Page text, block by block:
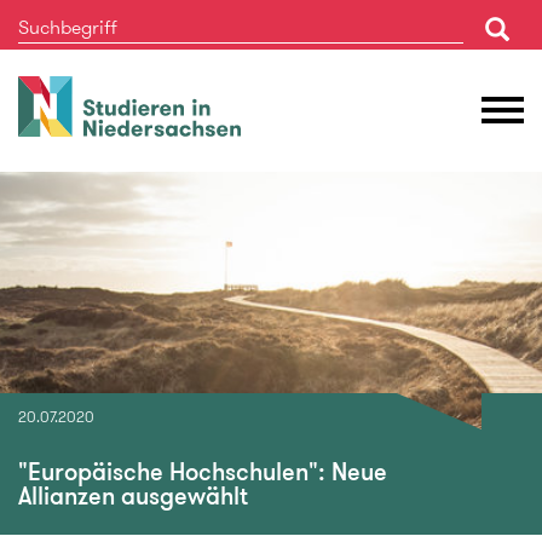
Studieren
in
20.07.2020
"Europäische Hochschulen": Neue
Allianzen ausgewählt